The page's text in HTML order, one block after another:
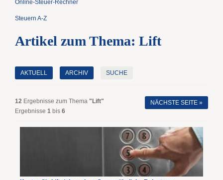
Online-Steuer-Rechner
Steuern A-Z
Artikel zum Thema: Lift
AKTUELL ARCHIV SUCHE
12 Ergebnisse zum Thema "Lift"
Ergebnisse 1 bis 6
NÄCHSTE SEITE »